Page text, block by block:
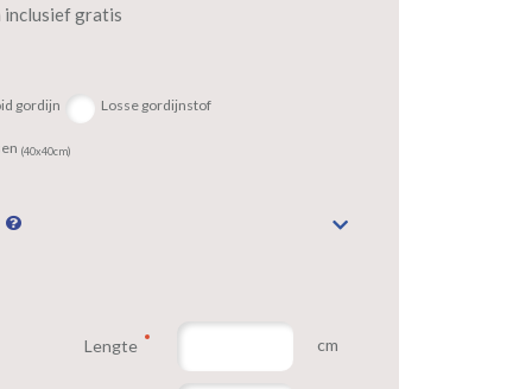
inclusief gratis
gordijn Losse gordijnstof
(40x40cm)
Lengte cm